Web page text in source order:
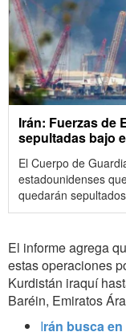
Irán: Fuerzas de
sepultadas bajo
El Cuerpo de
estadounidenses
quedarán
El informe agrega
estas operaciones
Kurdistán iraquí
Baréin, Emiratos
Irán busca